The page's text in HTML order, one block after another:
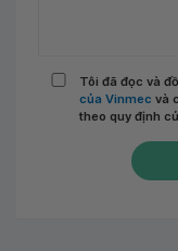
Tôi đã đọc và
của Vinmec và
theo quy định